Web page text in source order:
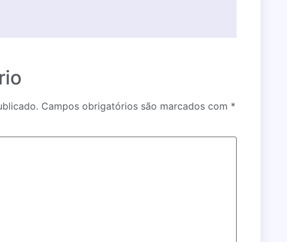
Campos obrigatórios são marcados com *